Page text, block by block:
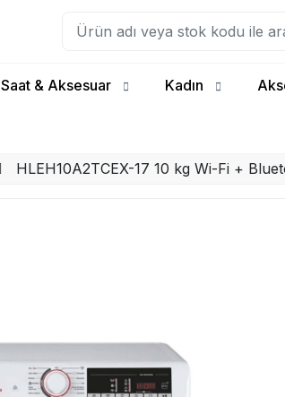
Saat & Aksesuar Kadın
HLEH10A2TCEX-17 10 kg Wi-Fi +